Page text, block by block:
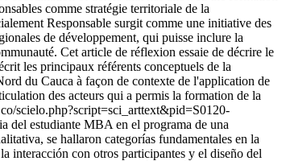
comme stratégie territoriale de la
Responsable surgit comme une initiative des
de développement, qui puisse inclure la
Cet article de réflexion essaie de décrire le
les principaux référents conceptuels de la
du Cauca à façon de contexte de l'application de
des acteurs qui a permis la formation de la
scielo.php?script=sci_arttext&pid=S0120-
del estudiante MBA en el programa de una
se hallaron categorías fundamentales en la
interacción con otros participantes y el diseño del